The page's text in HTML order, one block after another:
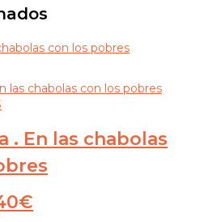
. En las chabolas
€